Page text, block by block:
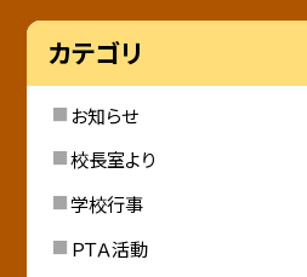
カテゴリ
お知らせ
校長室より
学校行事
ＰＴＡ活動